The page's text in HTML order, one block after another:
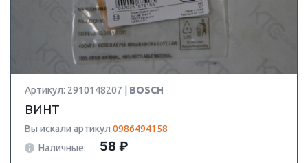
Артикул: 2910148207 | BOSCH
ВИНТ
Вы искали артикул 0986494158
Наличные:
58 ₽